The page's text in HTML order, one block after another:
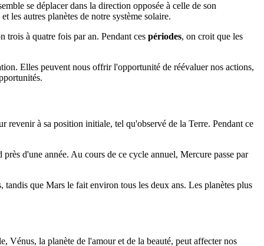
se déplacer dans la direction opposée à celle de son
les autres planètes de notre système solaire.
trois à quatre fois par an. Pendant ces périodes, on croit que les
Elles peuvent nous offrir l'opportunité de réévaluer nos actions,
revenir à sa position initiale, tel qu'observé de la Terre. Pendant ce
d'une année. Au cours de ce cycle annuel, Mercure passe par
que Mars le fait environ tous les deux ans. Les planètes plus
Vénus, la planète de l'amour et de la beauté, peut affecter nos